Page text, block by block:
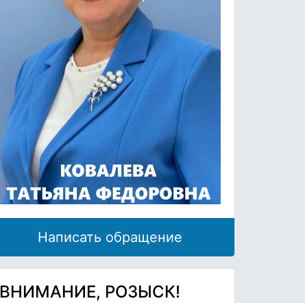
Написать обращение
ВНИМАНИЕ, РОЗЫСК!